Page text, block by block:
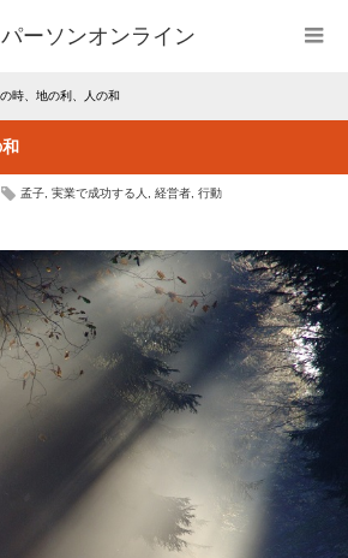
ーソンオンライン
時、地の利、人の和
孟子 実業で成功する人 経営者 行動